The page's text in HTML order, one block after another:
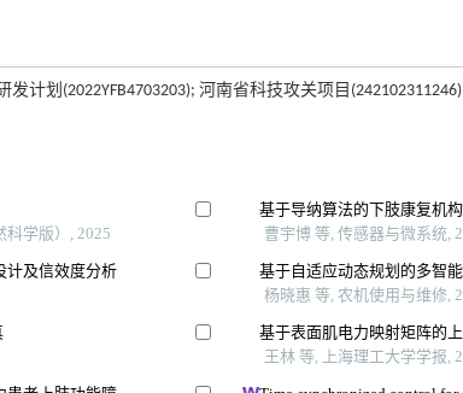
计划(2022YFB4703203); 河南省科技攻关项目(242102311246)